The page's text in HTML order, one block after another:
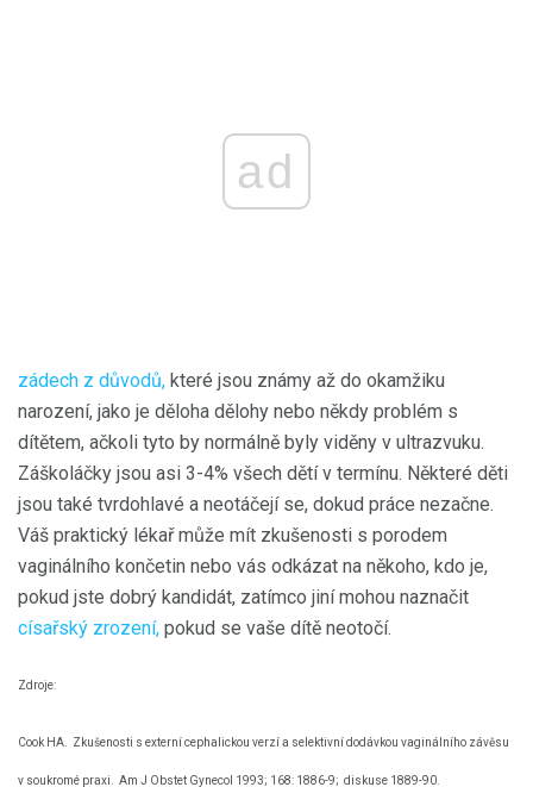
ad
zádech z důvodů, které jsou známy až do okamžiku
narození, jako je děloha dělohy nebo někdy problém s
dítětem, ačkoli tyto by normálně byly viděny v ultrazvuku.
Záškoláčky jsou asi 3-4% všech dětí v termínu. Některé děti
jsou také tvrdohlavé a neotáčejí se, dokud práce nezačne.
Váš praktický lékař může mít zkušenosti s porodem
vaginálního končetin nebo vás odkázat na někoho, kdo je,
pokud jste dobrý kandidát, zatímco jiní mohou naznačit
císařský zrození, pokud se vaše dítě neotočí.
Zdroje:
Cook HA. Zkušenosti s externí cephalickou verzí a selektivní dodávkou vaginálního závěsu
v soukromé praxi. Am J Obstet Gynecol 1993; 168: 1886-9; diskuse 1889-90.